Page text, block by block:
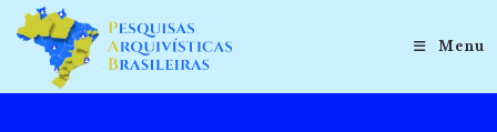
para
conteúdo
Menu